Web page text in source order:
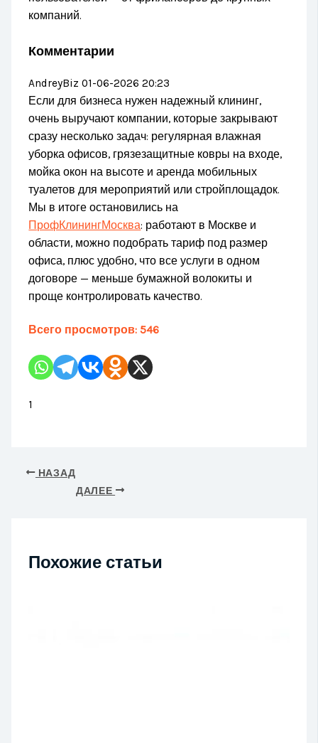
компаний.
Комментарии
AndreyBiz 01-06-2026 20:23
Если для бизнеса нужен надежный клининг,
очень выручают компании, которые закрывают
сразу несколько задач: регулярная влажная
уборка офисов, грязезащитные ковры на входе,
мойка окон на высоте и аренда мобильных
туалетов для мероприятий или стройплощадок.
Мы в итоге остановились на
ПрофКлинингМосква: работают в Москве и
области, можно подобрать тариф под размер
офиса, плюс удобно, что все услуги в одном
договоре — меньше бумажной волокиты и
проще контролировать качество.
Всего просмотров: 546
1
НАЗАД
ДАЛЕЕ
Похожие статьи